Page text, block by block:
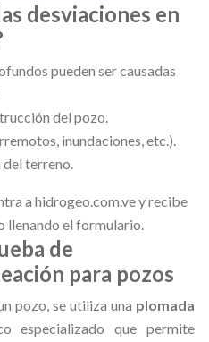
desviaciones en
pueden ser causadas
del pozo.
inundaciones, etc.).
del terreno.
a hidrogeo.com.vey recibe
llenando el formulario.
de
para pozos
pozo, se utiliza una plomada
especializado que permite